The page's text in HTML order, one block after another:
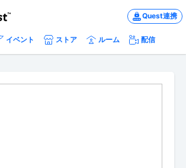
Quest連携
イベント ストア ルーム 配信